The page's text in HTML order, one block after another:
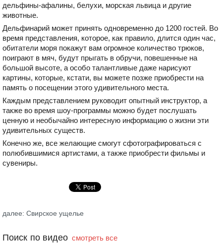
дельфины-афалины, белухи, морская львица и другие
животные.
Дельфинарий может принять одновременно до 1200 гостей. Во
время представления, которое, как правило, длится один час,
обитатели моря покажут вам огромное количество трюков,
поиграют в мяч, будут прыгать в обручи, повешенные на
большой высоте, а особо талантливые даже нарисуют
картины, которые, кстати, вы можете позже приобрести на
память о посещении этого удивительного места.
Каждым представлением руководит опытный инструктор, а
также во время шоу-программы можно будет послушать
ценную и необычайно интересную информацию о жизни эти
удивительных существ.
Конечно же, все желающие смогут сфотографироваться с
полюбившимися артистами, а также приобрести фильмы и
сувениры.
далее: Свирское ущелье
Поиск по видео смотреть все